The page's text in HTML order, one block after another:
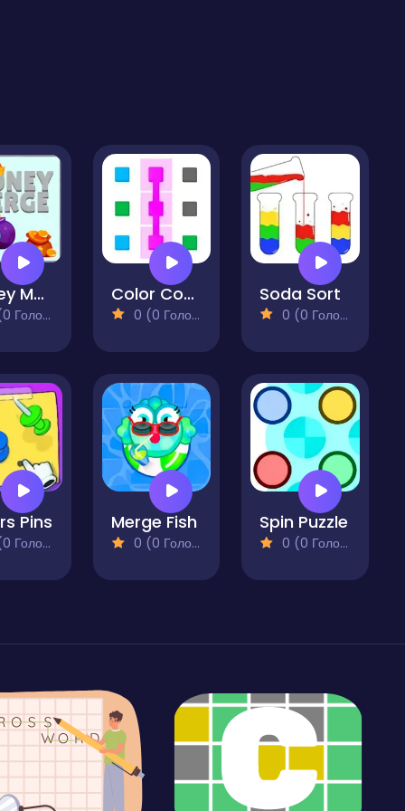
Money Merge Color Connector
0 (0 Голосів)
Soda Sort
0 (0 Голосів)
Pins Merge Fish
0 (0 Голосів)
Spin Puzzle
0 (0 Голосів)